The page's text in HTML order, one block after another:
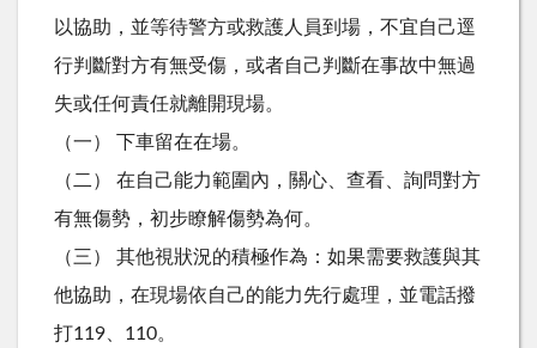
以協助，並等待警方或救護人員到場，不宜自己逕
行判斷對方有無受傷，或者自己判斷在事故中無過
失或任何責任就離開現場。
（一） 下車留在在場。
（二） 在自己能力範圍內，關心、查看、詢問對方
有無傷勢，初步瞭解傷勢為何。
（三） 其他視狀況的積極作為：如果需要救護與其
他協助，在現場依自己的能力先行處理，並電話撥
打119、110。